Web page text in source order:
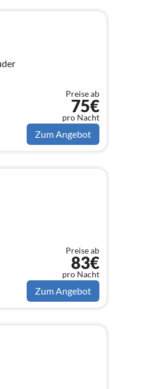
Preise ab
75€
pro Nacht
Zum Angebot
Preise ab
83€
pro Nacht
Zum Angebot